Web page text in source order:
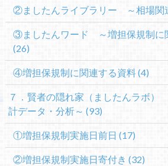
②ましたんライブラリー ～相場関
③ましたんワード ～増担保規制に
(26)
④増担保規制に関連する資料(4)
７．賢者の隠れ家（ましたんラボ
計データ・分析～ (93)
①増担保規制実施日前日 (17)
②増担保規制実施日寄付き (32)